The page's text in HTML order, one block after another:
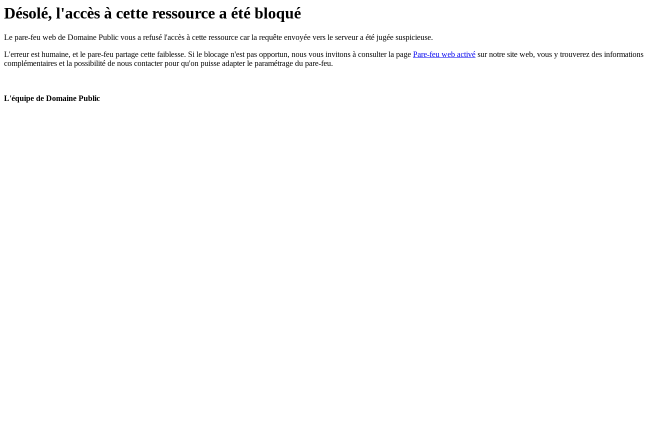
Désolé, l'accès à cette ressource a été bloqué
Le pare-feu web de Domaine Public vous a refusé l'accès à cette ressource car la requête envoyée vers le serveur a été jugée suspicieuse.
L'erreur est humaine, et le pare-feu partage cette faiblesse. Si le blocage n'est pas opportun, nous vous invitons à consulter la page Pare-feu web activé sur notre site web, vous y trouverez des informations
complémentaires et la possibilité de nous contacter pour qu'on puisse adapter le paramétrage du pare-feu.
L'équipe de Domaine Public